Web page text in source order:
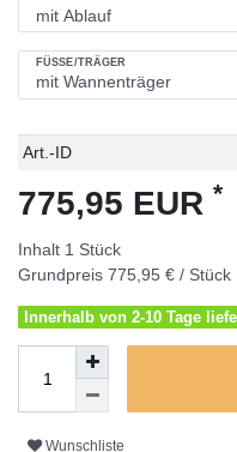
FÜSSE/TRÄGER
Technisches
Wert
Art.-ID
775,95 EUR *
Inhalt 1 Stück
Grundpreis 775,95 € / Stück
Innerhalb von 2-10 Tage
Wunschliste